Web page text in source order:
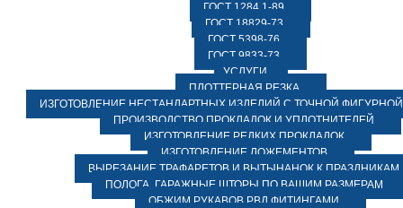
ГОСТ 1284.1-89
ГОСТ 18829-73
ГОСТ 5398-76
ГОСТ 9833-73
УСЛУГИ
ПЛОТТЕРНАЯ РЕЗКА
ИЗГОТОВЛЕНИЕ НЕСТАНДАРТНЫХ ИЗДЕЛИЙ С ТОЧНОЙ ФИГУРНОЙ
ПРОИЗВОДСТВО ПРОКЛАДОК И УПЛОТНИТЕЛЕЙ
ИЗГОТОВЛЕНИЕ РЕДКИХ ПРОКЛАДОК
ИЗГОТОВЛЕНИЕ ЛОЖЕМЕНТОВ
ВЫРЕЗАНИЕ ТРАФАРЕТОВ И ВЫТЫНАНОК К ПРАЗДНИКАМ
ПОЛОГА, ГАРАЖНЫЕ ШТОРЫ ПО ВАШИМ РАЗМЕРАМ
ОБЖИМ РУКАВОВ РВД ФИТИНГАМИ